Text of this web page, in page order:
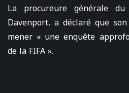
La procureure générale
Davenport, a déclaré que
mener « une enquête
de la FIFA ».